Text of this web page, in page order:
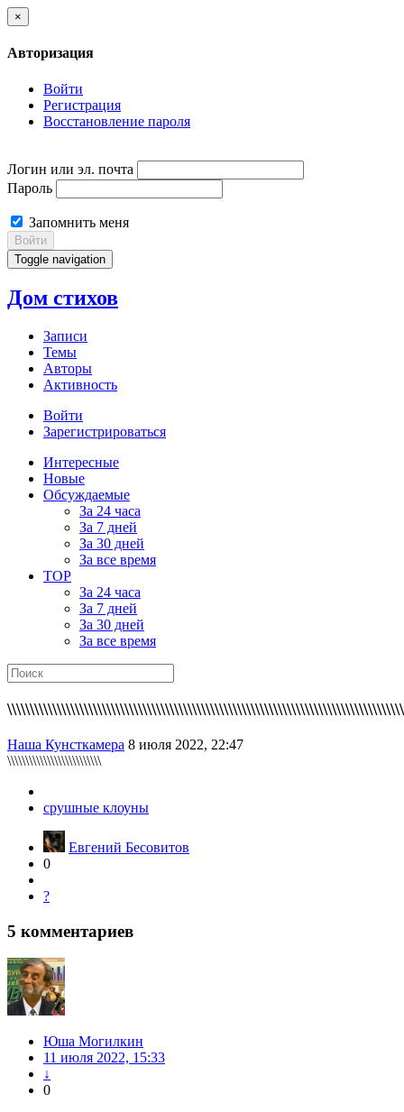
×
Авторизация
Войти
Регистрация
Восстановление пароля
Логин или эл. почта
Пароль
Запомнить меня
Войти
Toggle navigation
Дом стихов
Записи
Темы
Авторы
Активность
Войти
Зарегистрироваться
Интересные
Новые
Обсуждаемые
За 24 часа
За 7 дней
За 30 дней
За все время
TOP
За 24 часа
За 7 дней
За 30 дней
За все время
Наша Кунсткамера 8 июля 2022, 22:47
\\\\\\\\\\\\\\\\\\\\\\\\\\
срушные клоуны
Евгений Бесовитов
0
?
5 комментариев
Юша Могилкин
11 июля 2022, 15:33
↓
0